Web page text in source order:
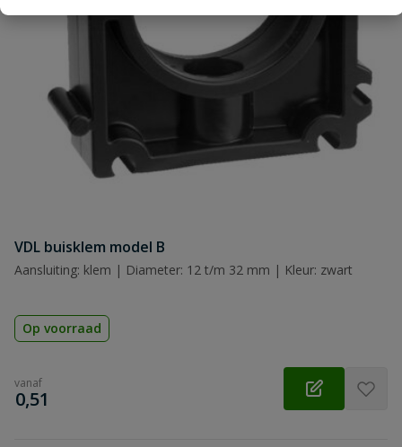
Naam
Samenvatting
Beoordeling
Beoordeling versturen
VDL buisklem model B
Aansluiting: klem | Diameter: 12 t/m 32 mm | Kleur: zwart
Op voorraad
vanaf
€
0,51